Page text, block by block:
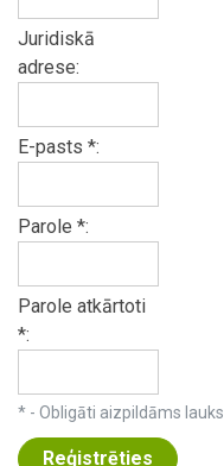
Juridiskā
adrese:
E-pasts *:
Parole *:
Parole atkārtoti
*:
* - Obligāti aizpildāms lauks